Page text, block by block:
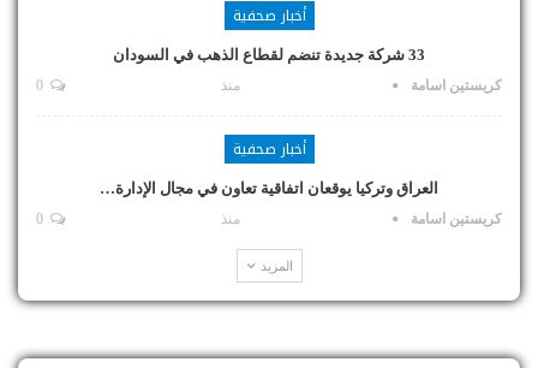
أخبار صحفية
33 شركة جديدة تنضم لقطاع الذهب في السودان
كريستين اسامة منذ
أخبار صحفية
العراق وتركيا يوقعان اتفاقية تعاون في مجال الإدارة…
كريستين اسامة منذ
المزيد